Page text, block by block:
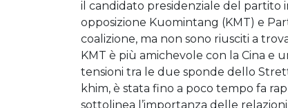
il candidato presidenziale del partito
opposizione Kuomintang (KMT) e
coalizione, ma non sono riusciti a
KMT è più amichevole con la Cina e
tensioni tra le due sponde dello
khim, è stata fino a poco tempo fa
sottolinea l’importanza delle